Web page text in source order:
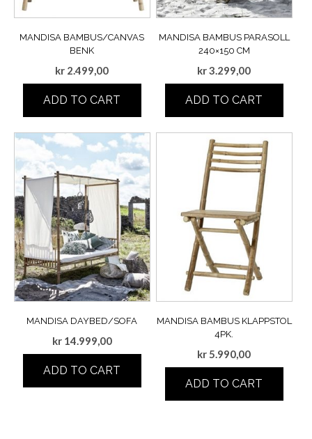
MANDISA BAMBUS/CANVAS
BENK
kr 2.499,00
ADD TO CART
MANDISA BAMBUS PARASOLL
240×150 CM
kr3.299,00
ADD TO CART
MANDISA DAYBED/SOFA
kr14.999,00
ADD TO CART
MANDISA BAMBUS KLAPPSTOL
4PK.
kr 5.990,00
ADD TO CART